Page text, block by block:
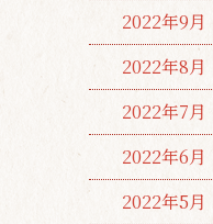
2022年9月
2022年8月
2022年7月
2022年6月
2022年5月